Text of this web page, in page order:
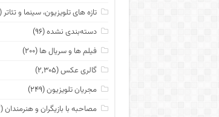
تازه های تلویزیون، سینما و تئاتر(۶,۴۸۲)
دسته‌بندی نشده(۹۶)
فیلم ها و سریال ها (۲۰۰)
گالری عکس(۲,۳۰۵)
مجریان تلویزیون(۲۴۹)
مصاحبه با بازیگران و هنرمندان(۳۵۲)